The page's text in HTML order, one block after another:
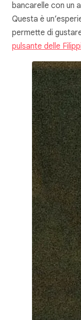
bancarelle con un
Questa è
permette di
pulsante delle